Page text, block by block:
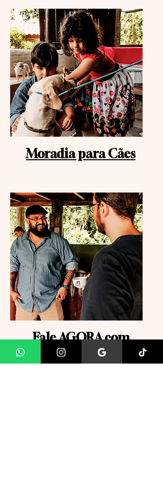
Moradia para Cães
Fale AGORA com
nossa equipe.